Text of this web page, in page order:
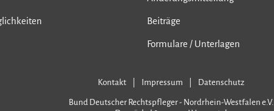
Beiträge
Formulare / Unterlagen
Kontakt Impressum Datenschutz
Bund Deutscher Rechtspfleger - Nordrhein-Westfalen e.V.